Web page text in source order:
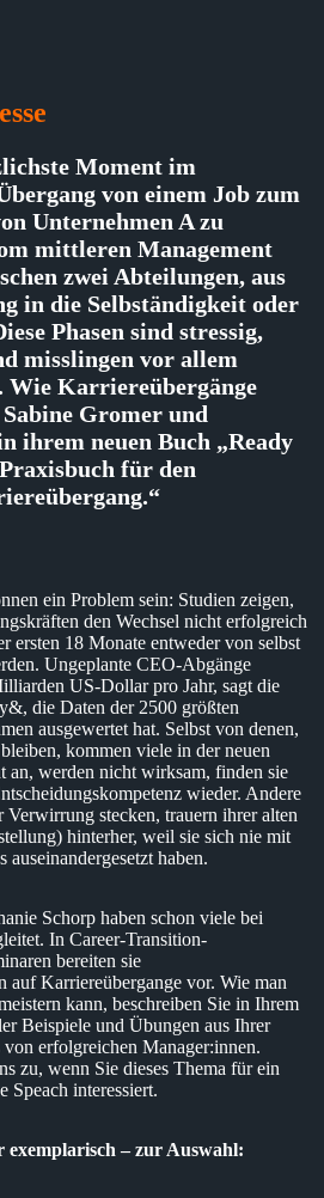
Moment im
von einem Job zum
Unternehmen A zu
mittleren Management
zwei Abteilungen, aus
in die Selbständigkeit oder
Phasen sind stressig,
misslingen vor allem
Wie Karriereübergänge
Gromer und
ihrem neuen Buch „Ready
für den
ein Problem sein: Studien zeigen,
den Wechsel nicht erfolgreich
ersten 18 Monate entweder von selbst
Ungeplante CEO-Abgänge
US-Dollar pro Jahr, sagt die
die Daten der 2500 größten
ausgewertet hat. Selbst von denen,
kommen viele in der neuen
an, werden nicht wirksam, finden sie
wieder. Andere
Verwirrung stecken, trauern ihrer alten
hinterher, weil sie sich nie mit
auseinandergesetzt haben.
Schorp haben schon viele bei
In Career-Transition-
bereiten sie
auf Karriereübergange vor. Wie man
kann, beschreiben Sie in Ihrem
Beispiele und Übungen aus Ihrer
erfolgreichen Manager:innen.
zu, wenn Sie dieses Thema für ein
Speach interessiert.
exemplarisch – zur Auswahl: